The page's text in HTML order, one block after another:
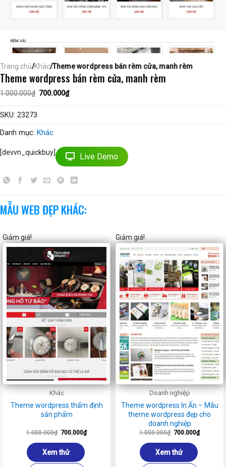
Trang chủ/Khác/Theme wordpress bán rèm cửa, manh rèm
Theme wordpress bán rèm cửa, manh rèm
1.000.000₫ Giá
là:
700.000₫Giá
hiện
tại
SKU: 23273
Danh mục: Khác
[devvn_quickbuy] Live Demo
MẪU WEB ĐẸP KHÁC:
Giảm giá!
Khác
Theme wordpress thẩm định
sản phẩm
1.000.000₫ Giá
là:
1.000.000₫.
700.000₫Giá
hiện
Xem thử
Giảm giá!
Doanh nghiệp
Theme wordpress In Ấn – Mẫu
theme wordpress đẹp cho
doanh nghiệp
1.000.000₫ Giá
là:
1.000.000₫.
700.000₫Giá
hiện
Xem thử